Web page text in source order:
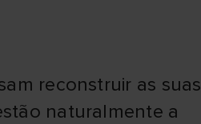
reconstruir as suas
naturalmente a